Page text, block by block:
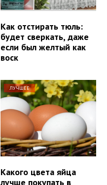
Как отстирать тюль:
будет сверкать, даже
если был желтый как
воск
ЛУЧШЕЕ
Какого цвета яйца
лучше покупать в